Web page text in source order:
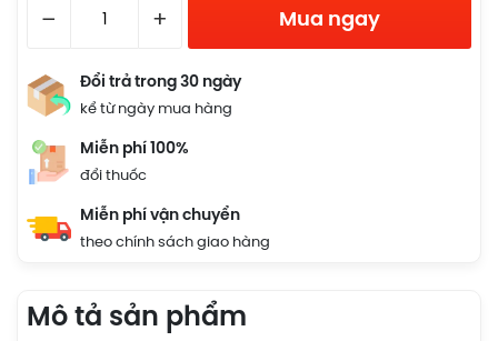
– + Mua ngay
Đổi trả trong 30 ngày
kể từ ngày mua hàng
Miễn phí 100%
đổi thuốc
Miễn phí vận chuyển
theo chính sách giao hàng
Mô tả sản phẩm